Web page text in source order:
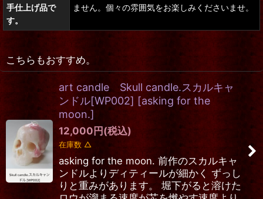
手仕上げ品で
す。
ません。個々の雰囲気をお楽しみくださいませ。
こちらもおすすめ。
art candle Skull candle.スカルキャ
ンドル[WP002] [asking for the
moon.]
12,000円(税込)
在庫数 △
asking for the moon. 前作のスカルキャ
ンドルよりディティールが細かく ずっし
りと重みがあります。 堀下がると溶けた